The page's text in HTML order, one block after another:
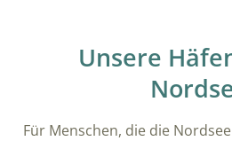
Unsere
Für Menschen, die die